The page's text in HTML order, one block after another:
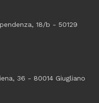
18/b - 50129
36 - 80014 Giugliano